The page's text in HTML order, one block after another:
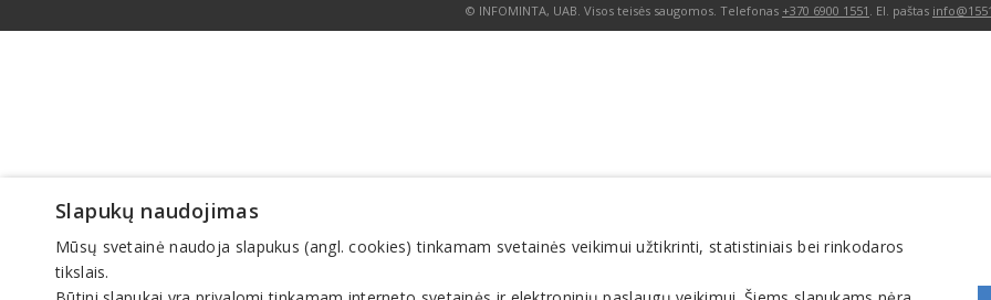
© INFOMINTA, UAB. Visos teisės saugomos. Telefonas +370 6900 1551 . El. paštas
Slapukų naudojimas
Mūsų svetainė naudoja slapukus (angl. cookies) tinkamam svetainės veikimui užtikrinti, statistiniais bei rinkodaros
tikslais.